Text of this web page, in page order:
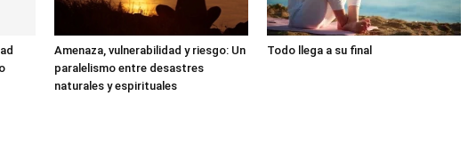
Amenaza, vulnerabilidad y riesgo: Un
paralelismo entre desastres
naturales y espirituales
Todo llega a su final